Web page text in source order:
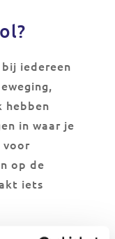
iedereen
hebben
in waar je
voor
op de
iets
is geen